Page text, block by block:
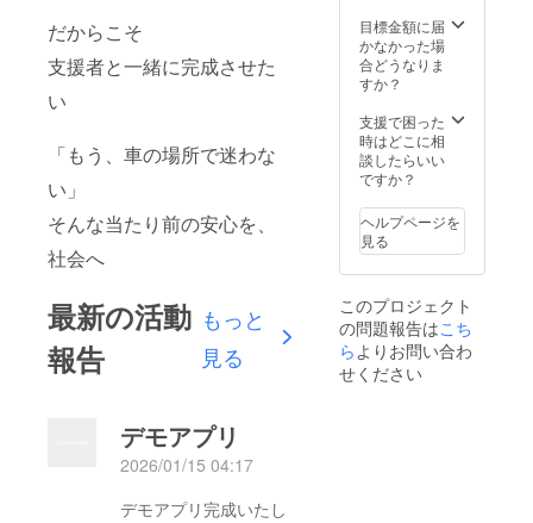
だからこそ
支援者と一緒に完成させた
い
「もう、車の場所で迷わな
い」
そんな当たり前の安心を、
社会へ
最新の活動
報告
もっと
見る
デモアプリ
2026/01/15 04:17
デモアプリ完成いたし
構築に
使用し
ます。
場合が
ありま
す。 共
プロ
ジェク
トは開
発段階
め、仕
様や提
供時期
が変更
可能性
があり
ます。
支援金
は開
上半期
予定 ※β
版は一
部機能
不具合
が発生
する可
能性が
す。 共
通のご
注意 本
プロ
トは開
発段階
のた
め、仕
様や提
め：レ
ンタ
カー事
業者・
営者様
お届け
時期：
2026年
掲載内
容は事
前に確
認を行
す。 ・
掲載期
間：
2026年
9月1日
目標金額に届
かなかった場
合どうなりま
すか？
支援で困った
時はどこに相
談したらいい
ですか？
ヘルプページを
見る
このプロジェクト
の問題報告はこち
らよりお問い合わ
せください